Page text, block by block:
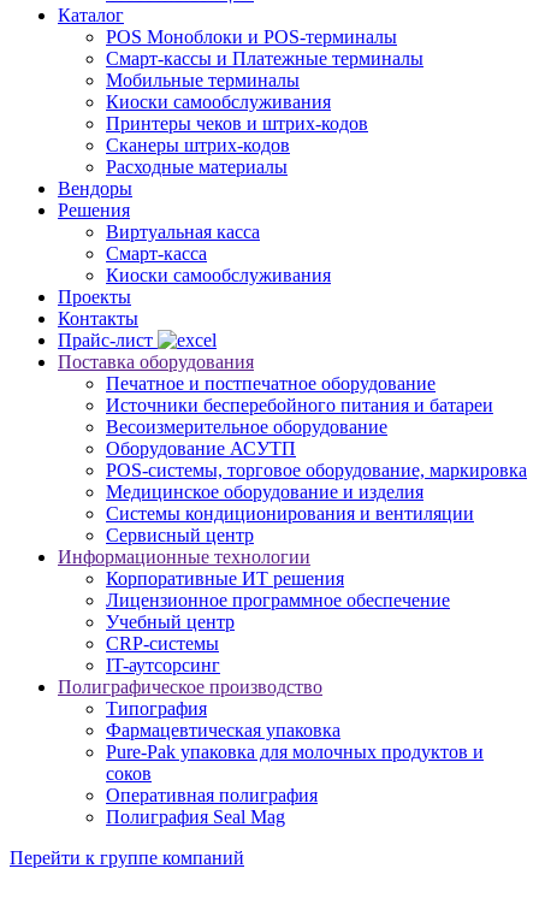
Каталог
POS Моноблоки и POS-терминалы
Смарт-кассы и Платежные терминалы
Мобильные терминалы
Киоски самообслуживания
Принтеры чеков и штрих-кодов
Cканеры штрих-кодов
Расходные материалы
Вендоры
Решения
Виртуальная касса
Смарт-касса
Киоски самообслуживания
Проекты
Контакты
Прайс-лист
Поставка оборудования
Печатное и постпечатное оборудование
Источники бесперебойного питания и батареи
Весоизмерительное оборудование
Оборудование АСУТП
POS-системы, торговое оборудование, маркировка
Медицинское оборудование и изделия
Системы кондиционирования и вентиляции
Сервисный центр
Информационные технологии
Корпоративные ИТ решения
Лицензионное программное обеспечение
Учебный центр
CRP-системы
IT-аутсорсинг
Полиграфическое производство
Типография
Фармацевтическая упаковка
Pure-Pak упаковка для молочных продуктов и
соков
Оперативная полиграфия
Полиграфия Seal Mag
Перейти к группе компаний